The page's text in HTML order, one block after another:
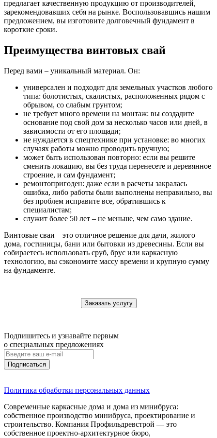
предлагает качественную продукцию от производителей,
зарекомендовавших себя на рынке. Воспользовавшись нашим
предложением, вы изготовите долговечный фундамент в
короткие сроки.
Преимущества винтовых свай
Перед вами – уникальный материал. Он:
универсален и подходит для земельных участков любого
типа: болотистых, скалистых, расположенных рядом с
обрывом, со слабым грунтом;
не требует много времени на монтаж: вы создадите
основание под свой дом за несколько часов или дней, в
зависимости от его площади;
не нуждается в спецтехнике при установке: во многих
случаях работы можно проводить вручную;
может быть использован повторно: если вы решите
сменить локацию, вы без труда перенесете и деревянное
строение, и сам фундамент;
ремонтопригоден: даже если в расчеты закралась
ошибка, либо работы были выполнены неправильно, вы
без проблем исправите все, обратившись к
специалистам;
служит более 50 лет – не меньше, чем само здание.
Винтовые сваи – это отличное решение для дачи, жилого
дома, гостиницы, бани или бытовки из древесины. Если вы
собираетесь использовать сруб, брус или каркасную
технологию, вы сэкономите массу времени и крупную сумму
на фундаменте.
Заказать услугу
Подпишитесь и узнавайте первым
о специальных предложениях
Подписаться
Политика обработки персональных данных
Современные каркасные дома и дома из минибруса:
собственное производство минибруса, проектирование и
строительство. Компания Профильдревстрой — это
собственное проектно-архитектурное бюро,